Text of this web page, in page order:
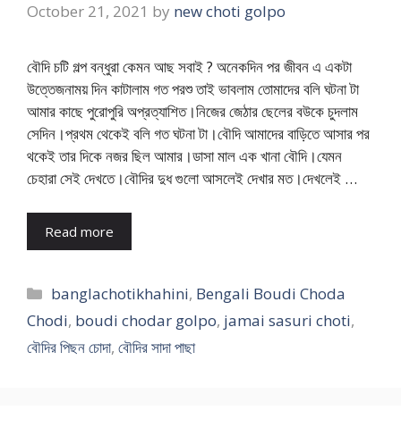
October 21, 2021 by new choti golpo
বৌদি চটি গল্প বন্ধুরা কেমন আছ সবাই ? অনেকদিন পর জীবন এ একটা
উত্তেজনাময় দিন কাটালাম গত পরশু তাই ভাবলাম তোমাদের বলি ঘটনা টা
আমার কাছে পুরোপুরি অপ্রত্যাশিত।নিজের জেঠার ছেলের বউকে চুদলাম
সেদিন।প্রথম থেকেই বলি গত ঘটনা টা।বৌদি আমাদের বাড়িতে আসার পর
থকেই তার দিকে নজর ছিল আমার।ডাসা মাল এক খানা বৌদি।যেমন
চেহারা সেই দেখতে।বৌদির দুধ গুলো আসলেই দেখার মত।দেখলেই …
Read more
Categories
banglachotikhahini, Bengali Boudi Choda
Chodi, boudi chodar golpo, jamai sasuri choti,
বৌদির পিছন চোদা, বৌদির সাদা পাছা